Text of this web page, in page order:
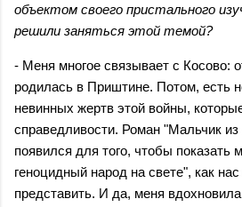
объектом своего пристального
решили заняться этой темой?
- Меня многое связывает с Косово:
родилась в Приштине. Потом, есть
невинных жертв этой войны,
справедливости. Роман "Мальчик
появился для того, чтобы показать
геноцидный народ на свете", как
представить. И да, меня